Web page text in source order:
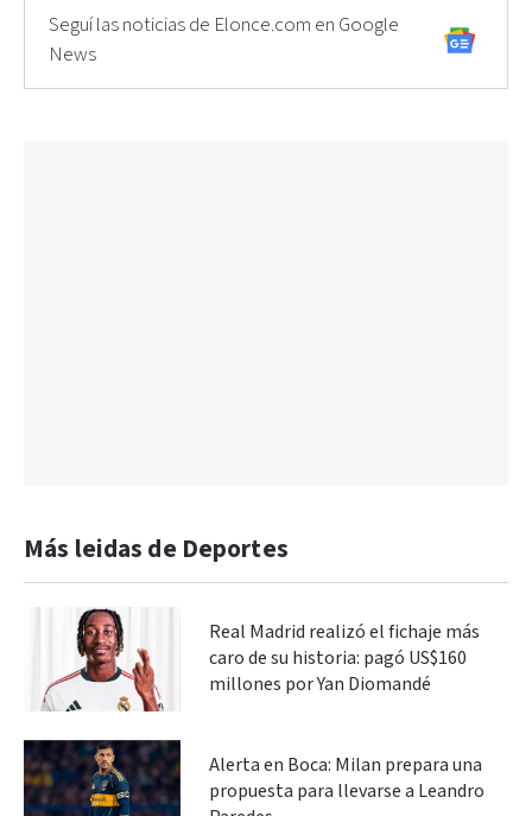
Seguí las noticias de Elonce.com en Google
News
Más leidas de Deportes
Real Madrid realizó el fichaje más
caro de su historia: pagó US$160
millones por Yan Diomandé
Alerta en Boca: Milan prepara una
propuesta para llevarse a Leandro